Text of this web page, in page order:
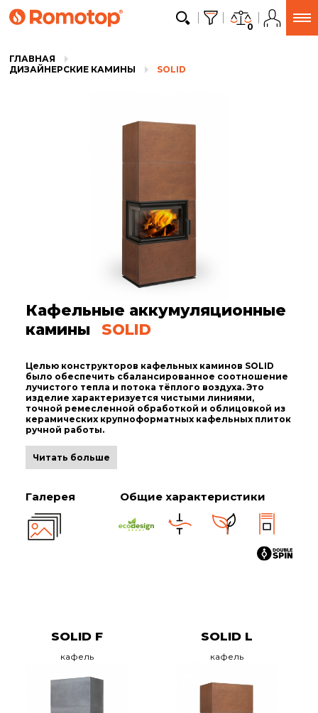
0
ГЛАВНАЯ
ДИЗАЙНЕРСКИЕ КАМИНЫ
SOLID
Кафельные аккумуляционные
камины
SOLID
Целью конструкторов кафельных каминов SOLID
было обеспечить сбалансированное соотношение
лучистого тепла и потока тёплого воздуха. Это
изделие характеризуется чистыми линиями,
точной ремесленной обработкой и облицовкой из
керамических крупноформатных кафельных плиток
ручной работы.
Читать больше
Галерея Общие характеристики
SOLID F
кафель
SOLID L
кафель